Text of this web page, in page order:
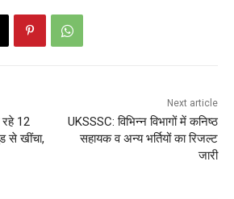
रहे 12
से खींचा,
Next article
UKSSSC: विभिन्न विभागों में कनिष्ठ
सहायक व अन्य भर्तियों का रिजल्ट
जारी